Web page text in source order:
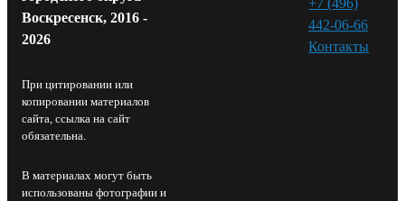
Воскресенск, 2016 -
2026
При цитировании или
копировании материалов
сайта, ссылка на сайт
обязательна.
В материалах могут быть
использованы фотографии и
442-06-66
Контакты⁠